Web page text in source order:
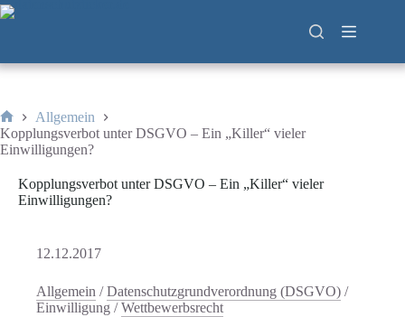
Zum
Inhalt
Start
Allgemein
Kopplungsverbot unter DSGVO – Ein „Killer“ vieler
Einwilligungen?
Kopplungsverbot unter DSGVO – Ein „Killer“ vieler
Einwilligungen?
12.12.2017
Allgemein /Datenschutzgrundverordnung (DSGVO) /
Einwilligung /Wettbewerbsrecht